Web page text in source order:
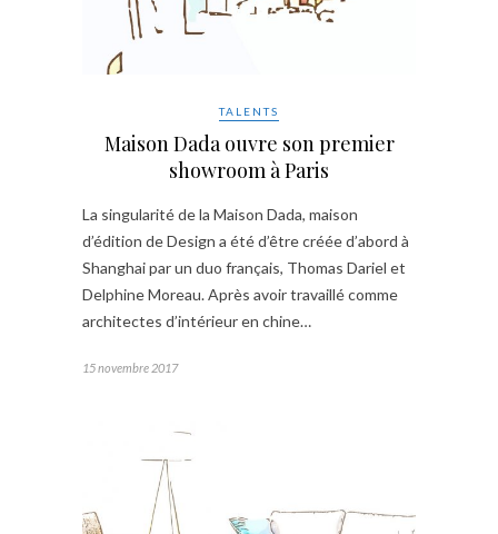
TALENTS
Maison Dada ouvre son premier
showroom à Paris
La singularité de la Maison Dada, maison
d’édition de Design a été d’être créée d’abord à
Shanghai par un duo français, Thomas Dariel et
Delphine Moreau. Après avoir travaillé comme
architectes d’intérieur en chine…
15 novembre 2017